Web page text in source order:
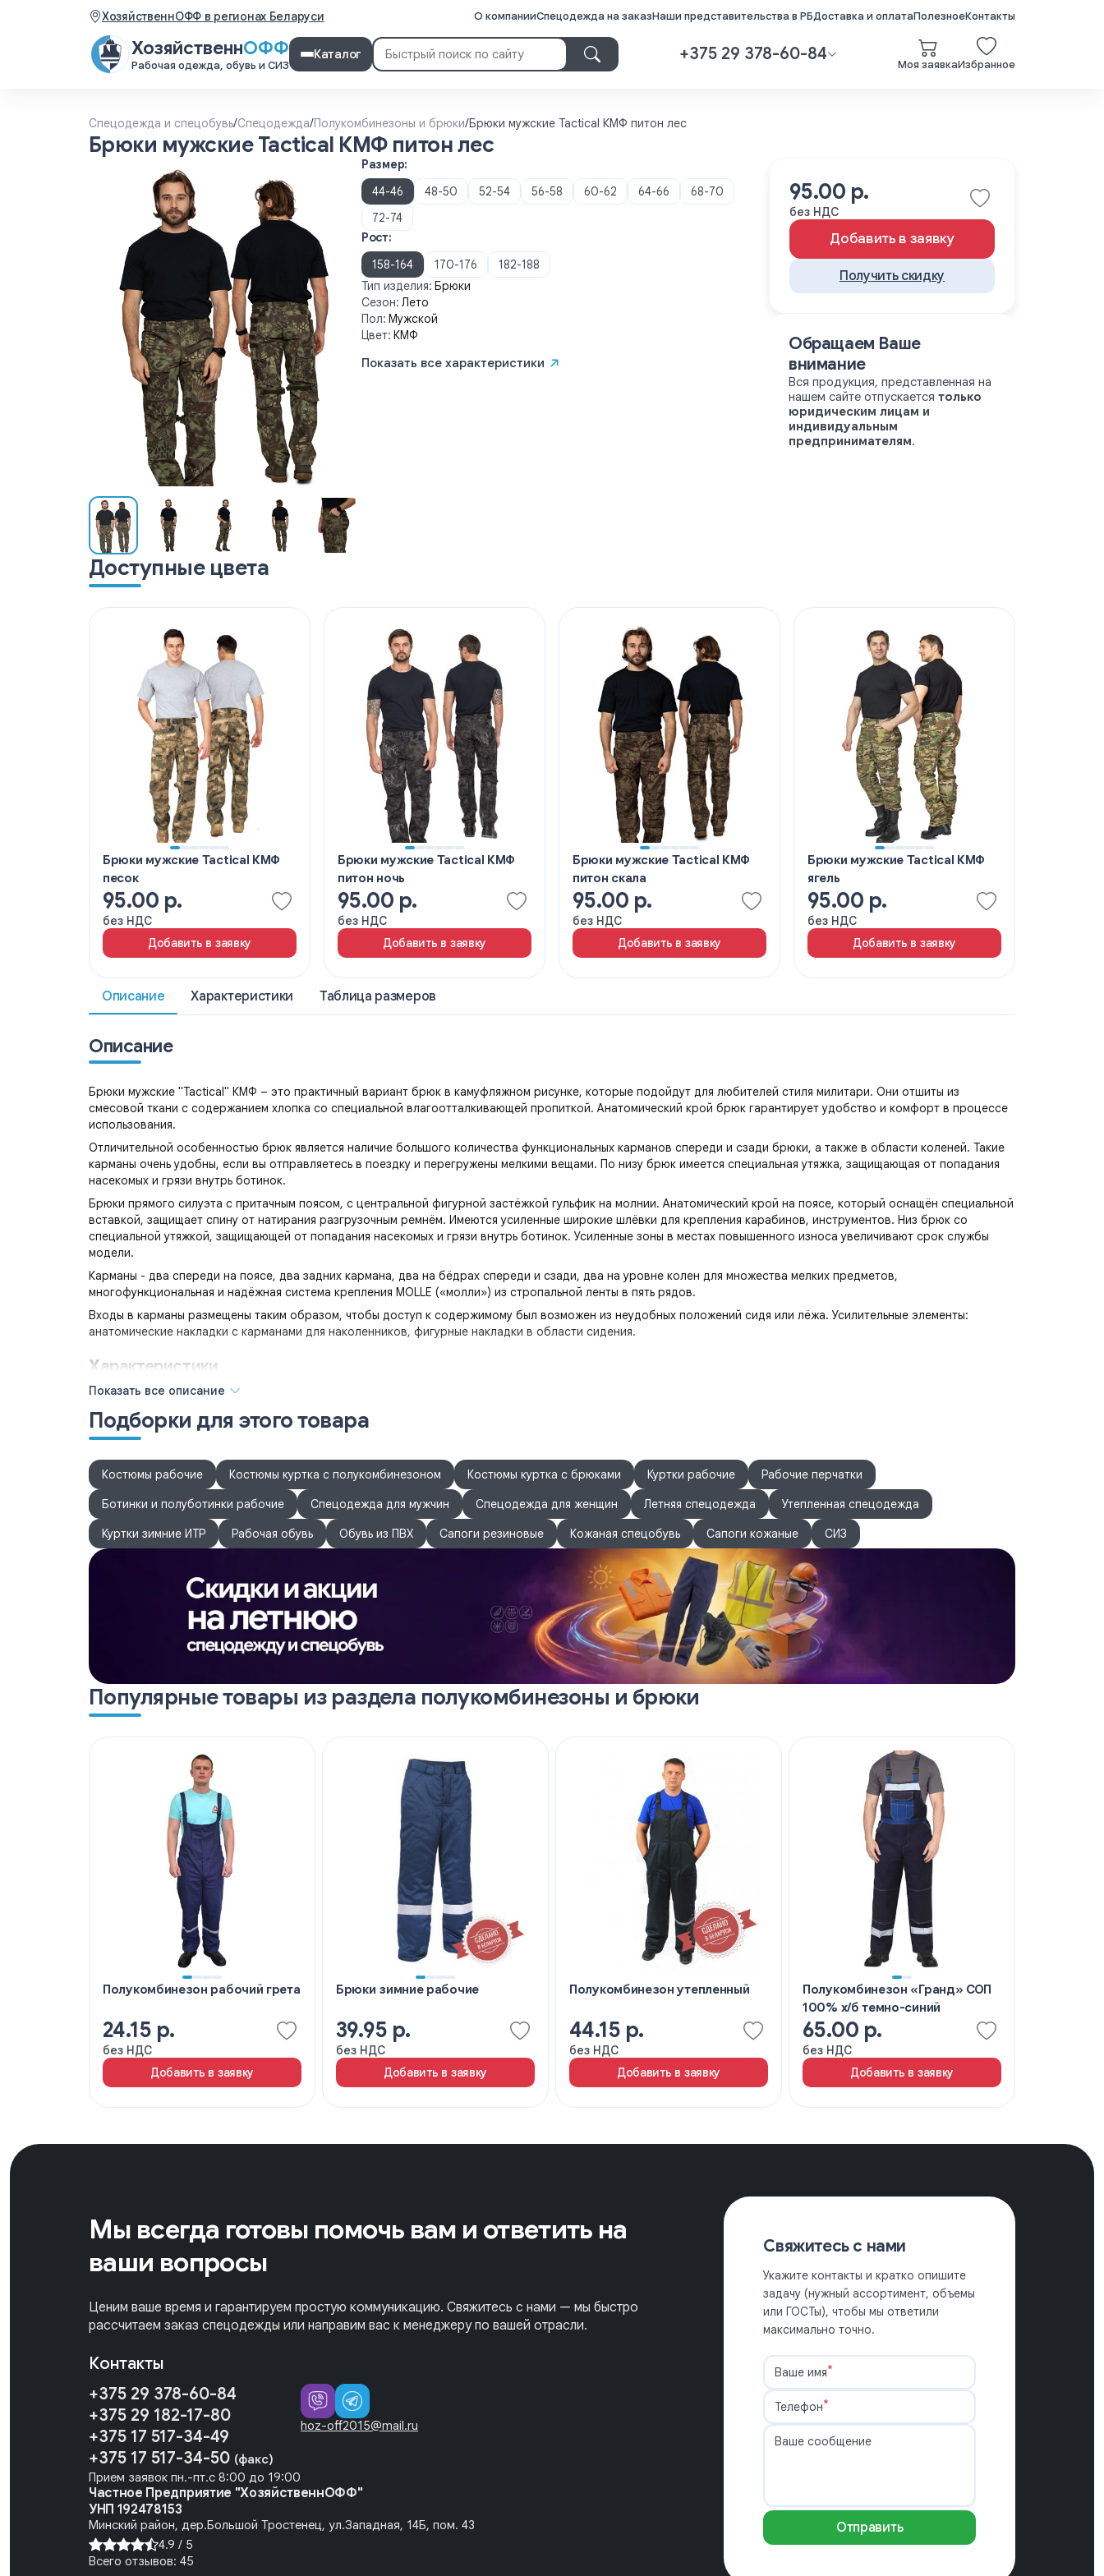
ХозяйственнОФФ в регионах Беларуси О компанииСпецодежда на заказНаши представительства в РБДоставка и оплатаПолезноеКонтакты
ХозяйственнОФФ
Рабочая одежда, обувь и СИЗ
Каталог +375 29 378-60-84
Моя заявкаИзбранное
Брюки мужские Tactical КМФ питон лес
Спецодежда и спецобувь/Спецодежда/Полукомбинезоны и брюки/Брюки мужские Tactical КМФ питон лес
Размер:
44-46
48-50 52-54 56-58 60-62 64-66
68-70
72-74
Рост:
158-164
170-176
182-188
Тип изделия: Брюки
Сезон: Лето
Пол: Мужской
Цвет: КМФ
Показать все характеристики
95.00 р.
без НДС
Добавить в заявку
Получить скидку
Обращаем Ваше
внимание
Вся продукция, представленная на
нашем сайте отпускается только
юридическим лицам и
индивидуальным
предпринимателям.
Доступные цвета
Брюки мужские Tactical КМФ
песок
95.00 р.
без НДС
Добавить в заявку
Брюки мужские Tactical КМФ
питон ночь
95.00 р.
без НДС
Добавить в заявку
Брюки мужские Tactical КМФ
питон скала
95.00 р.
без НДС
Добавить в заявку
Брюки мужские Tactical КМФ
ягель
95.00 р.
без НДС
Добавить в заявку
Описание Характеристики Таблица размеров
Описание
Брюки мужские "Tactical" КМФ – это практичный вариант брюк в камуфляжном рисунке, которые подойдут для любителей стиля милитари. Они отшиты из
смесовой ткани с содержанием хлопка со специальной влагоотталкивающей пропиткой. Анатомический крой брюк гарантирует удобство и комфорт в процессе
использования.
Отличительной особенностью брюк является наличие большого количества функциональных карманов спереди и сзади брюки, а также в области коленей. Такие
карманы очень удобны, если вы отправляетесь в поездку и перегружены мелкими вещами. По низу брюк имеется специальная утяжка, защищающая от попадания
насекомых и грязи внутрь ботинок.
Брюки прямого силуэта с притачным поясом, с центральной фигурной застёжкой гульфик на молнии. Анатомический крой на поясе, который оснащён специальной
вставкой, защищает спину от натирания разгрузочным ремнём. Имеются усиленные широкие шлёвки для крепления карабинов, инструментов. Низ брюк со
специальной утяжкой, защищающей от попадания насекомых и грязи внутрь ботинок. Усиленные зоны в местах повышенного износа увеличивают срок службы
модели.
Карманы - два спереди на поясе, два задних кармана, два на бёдрах спереди и сзади, два на уровне колен для множества мелких предметов,
многофункциональная и надёжная система крепления MOLLE («молли») из стропальной ленты в пять рядов.
Входы в карманы размещены таким образом, чтобы доступ к содержимому был возможен из неудобных положений сидя или лёжа. Усилительные элементы:
анатомические накладки с карманами для наколенников, фигурные накладки в области сидения.
Характеристики
Состав основной ткани: смесовая (80% полиэстер, 20% хлопок), плотность 200 г/м², ВО (водоотталкивание)
ГОСТ, ТР/ТС: ГОСТ 12.4.280-2014, ТР ТС 019/2011
Показать все описание
Подборки для этого товара
Костюмы рабочие Костюмы куртка с полукомбинезоном Костюмы куртка с брюками Куртки рабочие
Рабочие перчатки
Ботинки и полуботинки рабочие
Спецодежда для мужчин Спецодежда для женщин Летняя спецодежда
Утепленная спецодежда
Куртки зимние ИТР
Рабочая обувь Обувь из ПВХ Сапоги резиновые Кожаная спецобувь Сапоги кожаные СИЗ
Популярные товары из раздела полукомбинезоны и брюки
Полукомбинезон рабочий грета
24.15 р.
без НДС
Добавить в заявку
Брюки зимние рабочие
39.95 р.
без НДС
Добавить в заявку
Полукомбинезон утепленный
44.15 р.
без НДС
Добавить в заявку
Полукомбинезон «Гранд» СОП
100% х/б темно-синий
65.00 р.
без НДС
Добавить в заявку
Мы всегда готовы помочь вам и ответить на
ваши вопросы
Ценим ваше время и гарантируем простую коммуникацию. Свяжитесь с нами — мы быстро
рассчитаем заказ спецодежды или направим вас к менеджеру по вашей отрасли.
Контакты
+375 29 378-60-84
+375 29 182-17-80
+375 17 517-34-49
+375 17 517-34-50 (факс)
Прием заявок пн.-пт.с 8:00 до 19:00
hoz-off2015@mail.ru
Частное Предприятие "ХозяйственнОФФ"
УНП 192478153
Минский район, дер.Большой Тростенец, ул.Западная, 14Б, пом. 43
4.9 / 5
Всего отзывов: 45
Свяжитесь с нами
Укажите контакты и кратко опишите
задачу (нужный ассортимент, объемы
или ГОСТы), чтобы мы ответили
максимально точно.
Ваше имя*
Телефон*
Ваше сообщение
Отправить